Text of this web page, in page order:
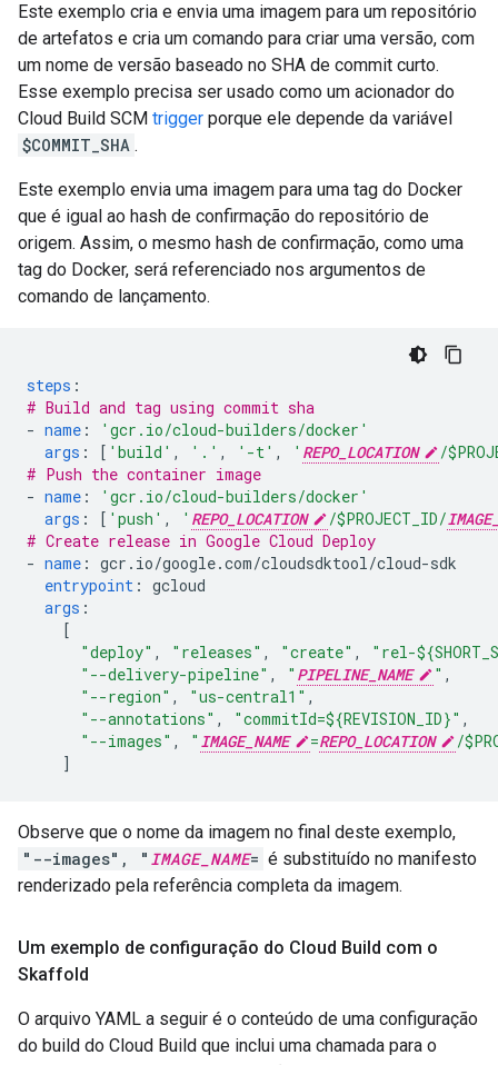
Este exemplo cria e envia uma imagem para um repositório
de artefatos e cria um comando para criar uma versão, com
um nome de versão baseado no SHA de commit curto.
Esse exemplo precisa ser usado como um acionador do
Cloud Build SCM trigger porque ele depende da variável
$COMMIT_SHA .
Este exemplo envia uma imagem para uma tag do Docker
que é igual ao hash de confirmação do repositório de
origem. Assim, o mesmo hash de confirmação, como uma
tag do Docker, será referenciado nos argumentos de
comando de lançamento.
steps :
# Build and tag using commit sha
- name :
'gcr.io/cloud-builders/docker'
args : [ 'build' , '.' , '-t' , ' REPO_LOCATION
/
# Push the container image
- name :
'gcr.io/cloud-builders/docker'
args : [ 'push' , ' REPO_LOCATION /$PROJECT_ID/
# Create release in Google Cloud Deploy
- name : gcr.io/google.com/cloudsdktool/cloud-sdk
entrypoint : gcloud
args :
[
"deploy" , "releases" , "create" ,
"rel-
"--delivery-pipeline" , " PIPELINE_NAME " ,
"--region" , "us-central1" ,
"--annotations" , "commitId=${REVISION_ID}" ,
"--images" , " IMAGE_NAME =REPO_LOCATION
/
]
Observe que o nome da imagem no final deste exemplo,
"--images", " IMAGE_NAME= é substituído no manifesto
renderizado pela referência completa da imagem.
Um exemplo de configuração do Cloud Build com o
Skaffold
O arquivo YAML a seguir é o conteúdo de uma configuração
do build do Cloud Build que inclui uma chamada para o